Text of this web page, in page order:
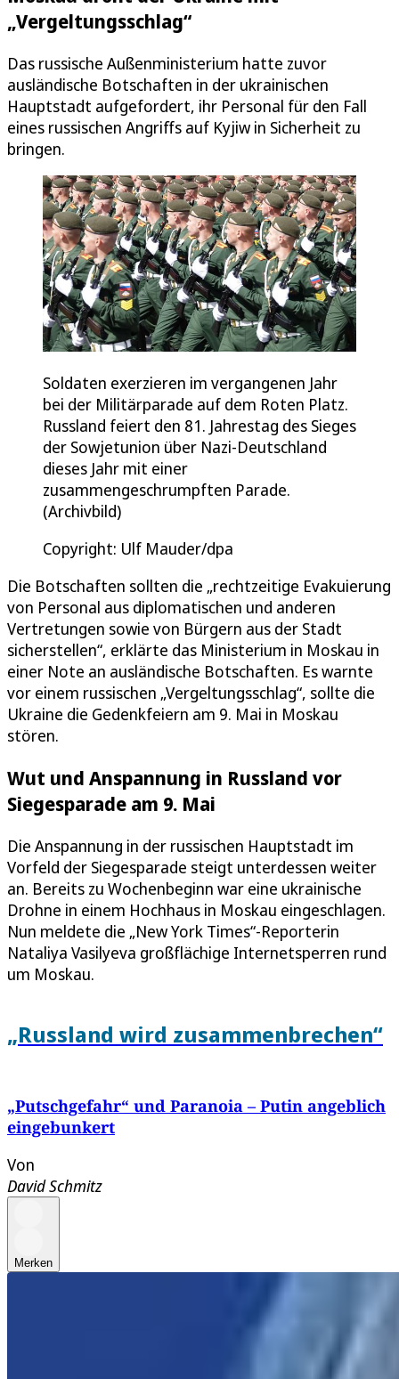
„Vergeltungsschlag“
Das russische Außenministerium hatte zuvor
ausländische Botschaften in der ukrainischen
Hauptstadt aufgefordert, ihr Personal für den Fall
eines russischen Angriffs auf Kyjiw in Sicherheit zu
bringen.
Soldaten exerzieren im vergangenen Jahr
bei der Militärparade auf dem Roten Platz.
Russland feiert den 81. Jahrestag des Sieges
der Sowjetunion über Nazi-Deutschland
dieses Jahr mit einer
zusammengeschrumpften Parade.
(Archivbild)
Copyright: Ulf Mauder/dpa
Die Botschaften sollten die „rechtzeitige Evakuierung
von Personal aus diplomatischen und anderen
Vertretungen sowie von Bürgern aus der Stadt
sicherstellen“, erklärte das Ministerium in Moskau in
einer Note an ausländische Botschaften. Es warnte
vor einem russischen „Vergeltungsschlag“, sollte die
Ukraine die Gedenkfeiern am 9. Mai in Moskau
stören.
Wut und Anspannung in Russland vor
Siegesparade am 9. Mai
Die Anspannung in der russischen Hauptstadt im
Vorfeld der Siegesparade steigt unterdessen weiter
an. Bereits zu Wochenbeginn war eine ukrainische
Drohne in einem Hochhaus in Moskau eingeschlagen.
Nun meldete die „New York Times“-Reporterin
Nataliya Vasilyeva großflächige Internetsperren rund
um Moskau.
„Russland wird zusammenbrechen“
„Putschgefahr“ und Paranoia – Putin angeblich
eingebunkert
Von
David Schmitz
Merken